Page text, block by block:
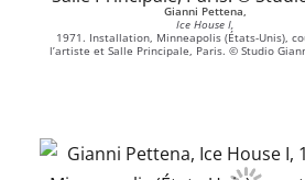
Gianni Pettena,
Ice House I,
1971. Installation, Minneapolis (États-Unis),
l’artiste et Salle Principale, Paris. © Studio